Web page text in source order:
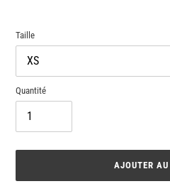
Taille
Quantité
AJOUTER